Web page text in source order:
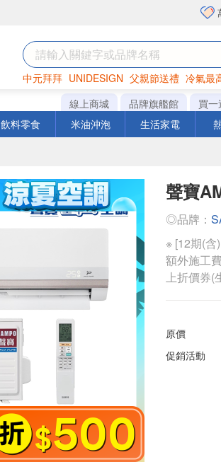
中元拜拜 UNIDESIGN 父親節送禮 冷氣最
罐頭 海苔 洋芋片
線上商城 品牌旗艦館 買
飲料零食 米油沖泡 生活家電
聲寶
◎品牌：
※ [12期(
額外施工
上折價券(
原價
促銷活動